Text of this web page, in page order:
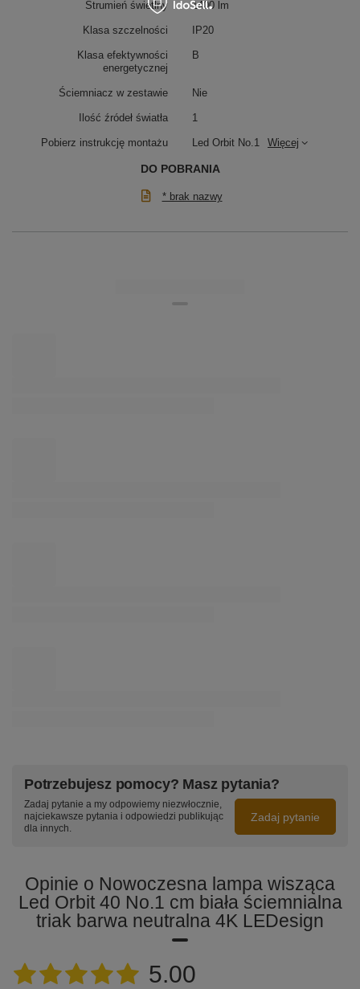
Strumień świetlny 1400 lm
Klasa szczelności IP20
Klasa efektywności
energetycznej
B
Ściemniacz w zestawie Nie
Ilość źródeł światła 1
Pobierz instrukcję montażu Led Orbit No.1 Więcej
DO POBRANIA
* brak nazwy
Potrzebujesz pomocy? Masz pytania?
Zadaj pytanie a my odpowiemy niezwłocznie,
najciekawsze pytania i odpowiedzi publikując
dla innych.
Zadaj pytanie
Opinie o Nowoczesna lampa wisząca
Led Orbit 40 No.1 cm biała ściemnialna
triak barwa neutralna 4K LEDesign
5.00